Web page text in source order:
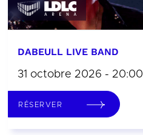
DABEULL LIVE BAND
31 octobre 2026 - 20:00
RÉSERVER